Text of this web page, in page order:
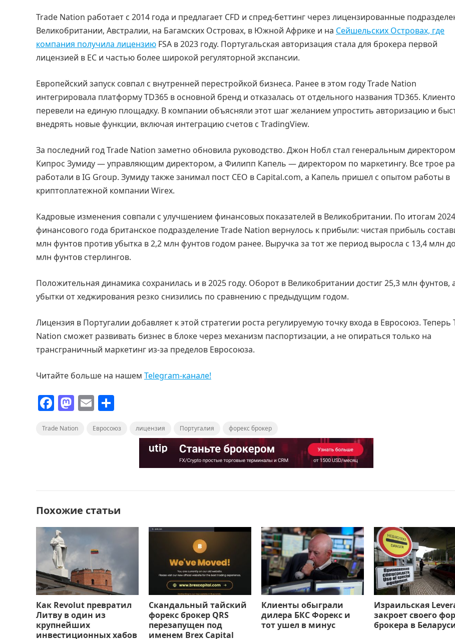
Trade Nation работает с 2014 года и предлагает CFD и спред-беттинг через лицензированные
Великобритании, Австралии, на Багамских Островах, в Южной Африке и на Сейшельских Островах, где
компания получила лицензию FSA в 2023 году. Португальская авторизация стала для брокера первой
лицензией в ЕС и частью более широкой регуляторной экспансии.
Европейский запуск совпал с внутренней перестройкой бизнеса. Ранее в этом году Trade Nation
интегрировала платформу TD365 в основной бренд и отказалась от отдельного названия TD365.
перевели на единую площадку. В компании объясняли этот шаг желанием упростить авторизацию и
внедрять новые функции, включая интеграцию счетов с TradingView.
За последний год Trade Nation заметно обновила руководство. Джон Нобл стал генеральным
Кипрос Зумиду — управляющим директором, а Филипп Капель — директором по маркетингу. Все трое
работали в IG Group. Зумиду также занимал пост CEO в Capital.com, а Капель пришел с опытом работы в
криптоплатежной компании Wirex.
Кадровые изменения совпали с улучшением финансовых показателей в Великобритании. По итогам 2024
финансового года британское подразделение Trade Nation вернулось к прибыли: чистая прибыль
млн фунтов против убытка в 2,2 млн фунтов годом ранее. Выручка за тот же период выросла с 13,4 млн
млн фунтов стерлингов.
Положительная динамика сохранилась и в 2025 году. Оборот в Великобритании достиг 25,3 млн фунтов,
убытки от хеджирования резко снизились по сравнению с предыдущим годом.
Лицензия в Португалии добавляет к этой стратегии роста регулируемую точку входа в Евросоюз. Теперь
Nation сможет развивать бизнес в блоке через механизм паспортизации, а не опираться только на
трансграничный маркетинг из-за пределов Евросоюза.
Читайте больше на нашем Telegram-канале!
F
c
k
M
st
E
ai п
т
ь
Trade Nation Евросоюз лицензия Португалия форекс брокер
Похожие статьи
Как Revolut превратил
Литву в один из
крупнейших
инвестиционных хабов
Скандальный тайский
форекс брокер QRS
перезапущен под
именем Brex Capital
Клиенты обыграли
дилера БКС Форекс и
тот ушел в минус
Израильская
закроет своего
брокера в